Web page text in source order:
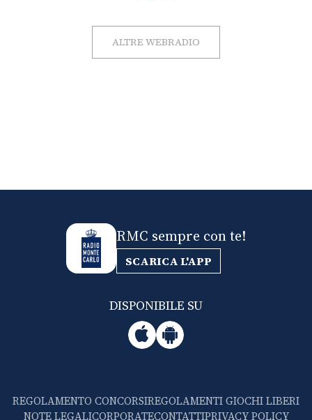
ALTRE WEBRADIO
RMC sempre con te!
SCARICA L'APP
DISPONIBILE SU
REGOLAMENTO CONCORSIREGOLAMENTI GIOCHI LIBERI
NOTE LEGALICORPORATECONTATTIPRIVACY POLICY